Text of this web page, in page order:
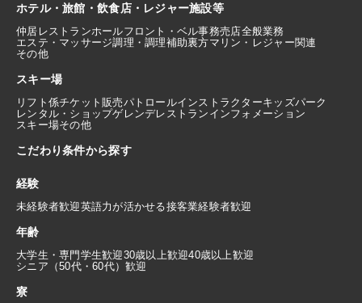
ホテル・旅館・飲食店・レジャー施設等
仲居 レストランホールフロント・ベル事務売店全般業務
エステ・マッサージ調理・調理補助裏方マリン・レジャー関連
その他
スキー場
リフト係チケット販売パトロールインストラクターキッズパーク
レンタル・ショップゲレンデレストラン インフォメーション
スキー場その他
こだわり条件から探す
経験
未経験者歓迎英語力が活かせる接客業経験者歓迎
年齢
大学生・専門学生歓迎30歳以上歓迎40歳以上歓迎
シニア（50代・60代）歓迎
寮